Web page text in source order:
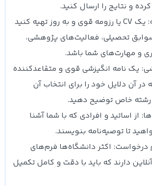
و نتایج را ارسال کنید.
CV یا رزومه: یک CV یا رزومه قوی و به روز تهیه کنید
تحصیلی، فعالیت‌های پژوهشی،
و مهارت‌های شما باشد.
یک نامه انگیزشی قوی و متقاعدکننده
در آن دلایل خود را برای انتخاب آن
رشته خاص توضیح دهید.
از اساتید و افرادی که با شما آشنا
تا توصیه‌نامه بنویسند.
اکثر دانشگاه‌ها فرم‌های
دارند که باید با دقت و کامل تکمیل